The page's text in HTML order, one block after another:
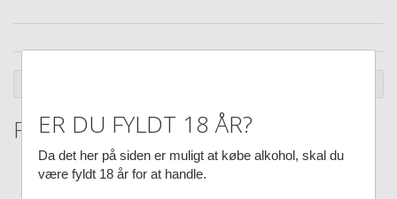
F-16 Falcon Slipsenål
ER DU FYLDT 18 ÅR?
Da det her på siden er muligt at købe alkohol, skal du
være fyldt 18 år for at handle.